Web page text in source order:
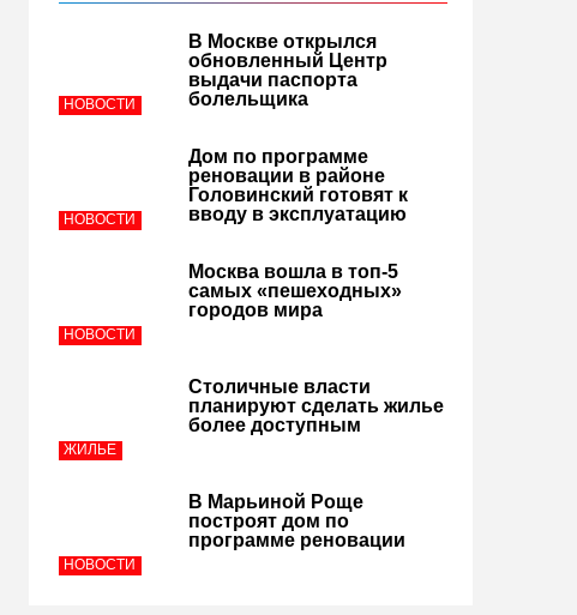
НОВОСТИ
В Москве открылся
обновленный Центр
выдачи паспорта
болельщика
НОВОСТИ
Дом по программе
реновации в районе
Головинский готовят к
вводу в эксплуатацию
НОВОСТИ
Москва вошла в топ-5
самых «пешеходных»
городов мира
ЖИЛЬЕ
Столичные власти
планируют сделать жилье
более доступным
НОВОСТИ
В Марьиной Роще
построят дом по
программе реновации